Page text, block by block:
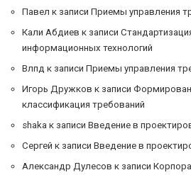
Павел к записи Приемы управления
Кали Абдиев к записи
информационных технологий
Влпд к записи Приемы управления
Игорь Дружков к записи
классификация требований
shaka к записи Введение в
Сергей к записи Введение в
Александр Дулесов к записи